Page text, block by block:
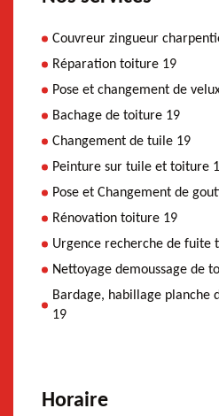
Couvreur zingueur
Réparation toiture 19
Pose et changement de
Bachage de toiture 19
Changement de tuile 19
Peinture sur tuile et toiture
Pose et Changement de
Rénovation toiture 19
Urgence recherche de fuite
Nettoyage demoussage de
Bardage, habillage planche
19
Horaire